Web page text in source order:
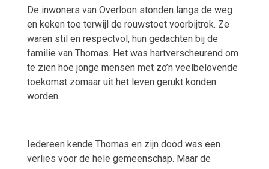
De inwoners van Overloon stonden langs de weg
en keken toe terwijl de rouwstoet voorbijtrok. Ze
waren stil en respectvol, hun gedachten bij de
familie van Thomas. Het was hartverscheurend om
te zien hoe jonge mensen met zo’n veelbelovende
toekomst zomaar uit het leven gerukt konden
worden.
Iedereen kende Thomas en zijn dood was een
verlies voor de hele gemeenschap. Maar de